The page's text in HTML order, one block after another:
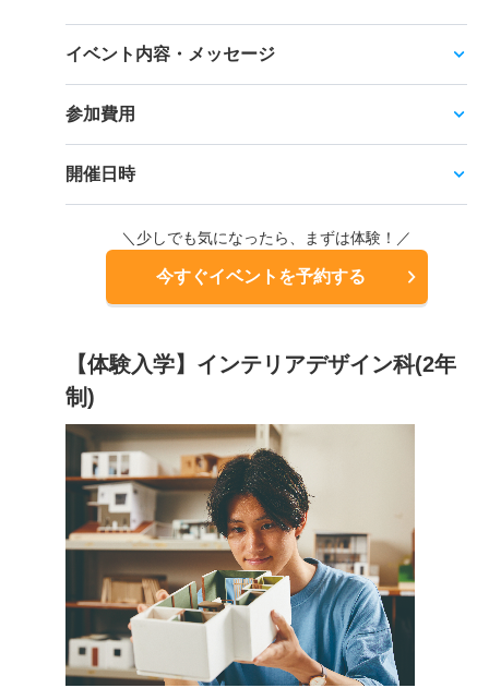
イベント内容・メッセージ
参加費用
開催日時
＼少しでも気になったら、まずは体験！／
今すぐイベントを予約する
【体験入学】インテリアデザイン科(2年
制)